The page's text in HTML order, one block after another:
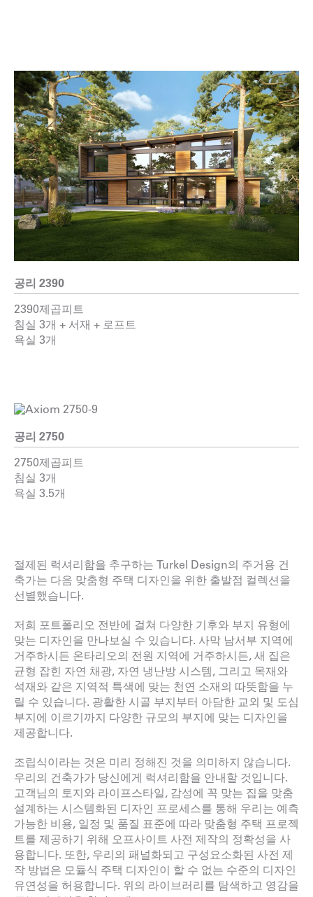
공리 2390
2390제곱피트
침실 3개 + 서재 + 로프트
욕실 3개
공리 2750
2750제곱피트
침실 3개
욕실 3.5개
절제된 럭셔리함을 추구하는 Turkel Design의 주거용 건
축가는 다음 맞춤형 주택 디자인을 위한 출발점 컬렉션을
선별했습니다.
저희 포트폴리오 전반에 걸쳐 다양한 기후와 부지 유형에
맞는 디자인을 만나보실 수 있습니다. 사막 남서부 지역에
거주하시든 온타리오의 전원 지역에 거주하시든, 새 집은
균형 잡힌 자연 채광, 자연 냉난방 시스템, 그리고 목재와
석재와 같은 지역적 특색에 맞는 천연 소재의 따뜻함을 누
릴 수 있습니다. 광활한 시골 부지부터 아담한 교외 및 도심
부지에 이르기까지 다양한 규모의 부지에 맞는 디자인을
제공합니다.
조립식이라는 것은 미리 정해진 것을 의미하지 않습니다.
우리의 건축가가 당신에게 럭셔리함을 안내할 것입니다.
고객님의 토지와 라이프스타일, 감성에 꼭 맞는 집을 맞춤
설계하는 시스템화된 디자인 프로세스를 통해 우리는 예측
가능한 비용, 일정 및 품질 표준에 따라 맞춤형 주택 프로젝
트를 제공하기 위해 오프사이트 사전 제작의 정확성을 사
용합니다. 또한, 우리의 패널화되고 구성요소화된 사전 제
작 방법은 모듈식 주택 디자인이 할 수 없는 수준의 디자인
유연성을 허용합니다. 위의 라이브러리를 탐색하고 영감을